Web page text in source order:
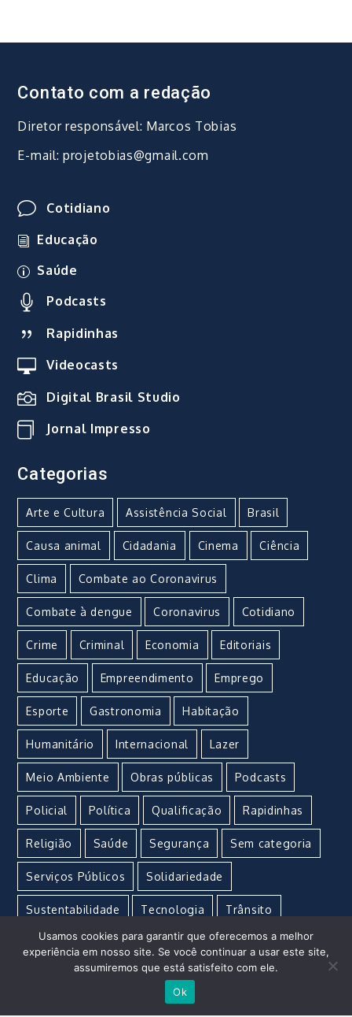
Contato com a redação
Diretor responsável: Marcos Tobias
E-mail: projetobias@gmail.com
Cotidiano
Educação
Saúde
Podcasts
Rapidinhas
Videocasts
Digital Brasil Studio
Jornal Impresso
Categorias
Arte e Cultura Assistência Social Brasil
Causa animal Cidadania Cinema Ciência
Clima Combate ao Coronavirus
Combate à dengue Coronavirus Cotidiano
Crime Criminal Economia Editoriais
Educação Empreendimento Emprego
Esporte Gastronomia Habitação
Humanitário Internacional Lazer
Meio Ambiente Obras públicas Podcasts
Policial Política Qualificação Rapidinhas
Religião Saúde Segurança Sem categoria
Serviços Públicos Solidariedade
Sustentabilidade Tecnologia Trânsito
Turismo Urgente Vacina Violência
Usamos cookies para garantir que oferecemos a melhor
experiência em nosso site. Se você continuar a usar este site,
assumiremos que está satisfeito com ele.
Ok